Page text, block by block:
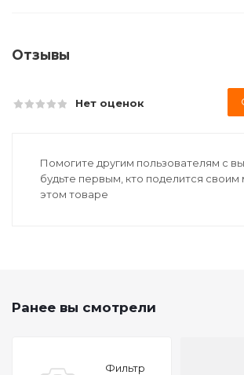
Отзывы
Нет оценок
Помогите другим пользователям с
будьте первым, кто поделится
этом товаре
Ранее вы смотрели
Фильтр